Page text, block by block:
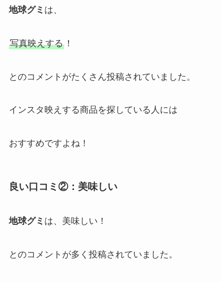
地球グミ は、
写真映えする！
とのコメントがたくさん投稿されていました。
インスタ映えする商品を探している人には
おすすめですよね！
良い口コミ②： 美味しい
地球グミ は、美味しい！
とのコメントが多く投稿されていました。